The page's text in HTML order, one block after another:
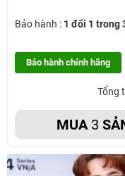
Bảo hành : 1 đổi 1 trong
Bảo hành chính hãng
Tổng
MUA 3